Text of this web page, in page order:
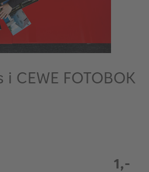
CEWE FOTOBOK
1,-